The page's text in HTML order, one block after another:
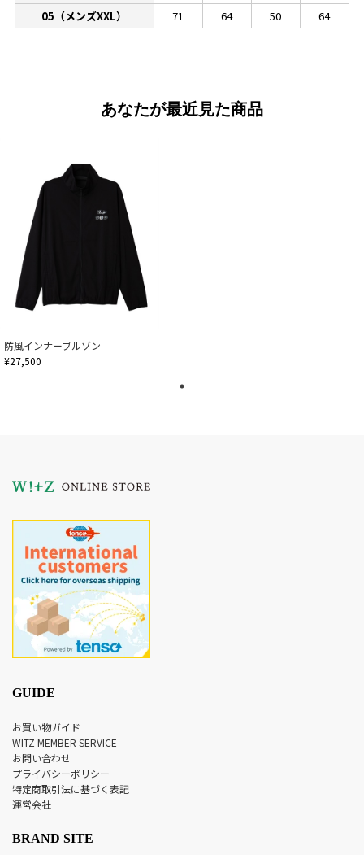
05（メンズXXL）
71 64 50 64
あなたが最近見た商品
防風インナーブルゾン
¥27,500
GUIDE
お買い物ガイド
WITZ MEMBER SERVICE
お問い合わせ
プライバシーポリシー
特定商取引法に基づく表記
運営会社
BRAND SITE